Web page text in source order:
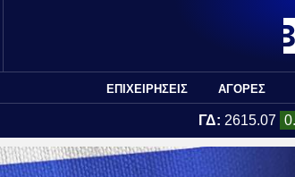
ΕΠΙΧΕΙΡΗΣΕΙΣ ΑΓΟΡΕΣ
ΓΔ: 2615.07